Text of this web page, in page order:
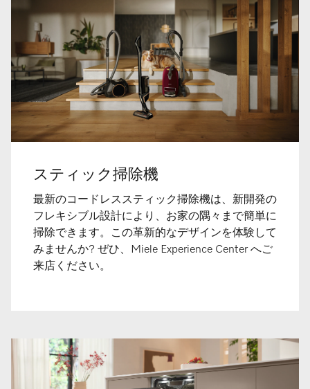
スティック掃除機
最新のコードレススティック掃除機は、新開発の
フレキシブル設計により、お家の隅々まで簡単に
掃除できます。この革新的なデザインを体験して
みませんか? ぜひ、Miele Experience Center へご
来店ください。